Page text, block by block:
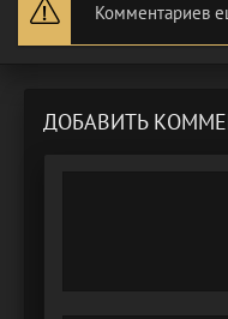
Комментариев
ДОБАВИТЬ